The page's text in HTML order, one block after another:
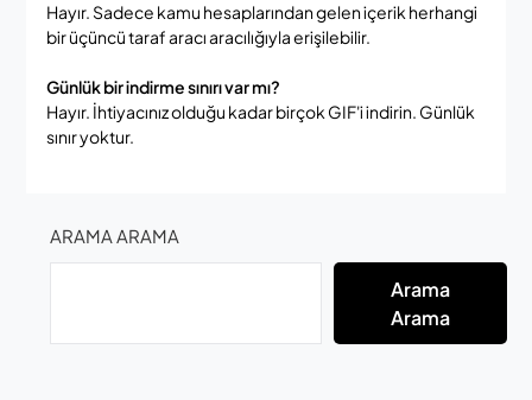
Hayır. Sadece kamu hesaplarından gelen içerik herhangi
bir üçüncü taraf aracı aracılığıyla erişilebilir.
Günlük bir indirme sınırı var mı?
Hayır. İhtiyacınız olduğu kadar birçok GIF'i indirin. Günlük
sınır yoktur.
ARAMA ARAMA
Arama
Arama